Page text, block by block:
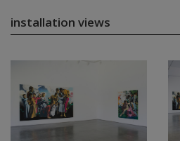
installation views